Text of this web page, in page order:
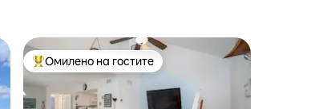
Меѓу најуспешните „Омилени на гостите“
Омилено на гостите